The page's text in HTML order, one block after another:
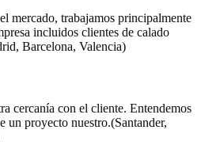
mercado, trabajamos principalmente
incluidos clientes de calado
Barcelona, Valencia)
cercanía con el cliente. Entendemos
un proyecto nuestro.(Santander,